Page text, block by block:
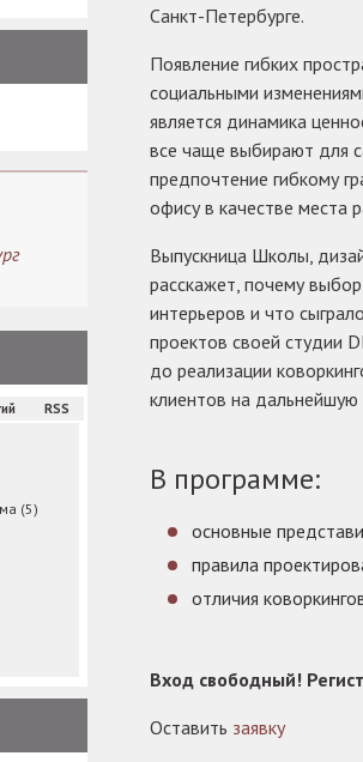
RSS
(5)
Санкт-Петербурге.
Появление гибких
социальными
является динамика
все чаще выбирают для
предпочтение гибкому
офису в качестве места
Выпускница Школы,
расскажет, почему
интерьеров и что
проектов своей студии
до реализации
клиентов на дальнейшую
В программе:
основные
правила
отличия
Вход свободный!
Оставить заявку